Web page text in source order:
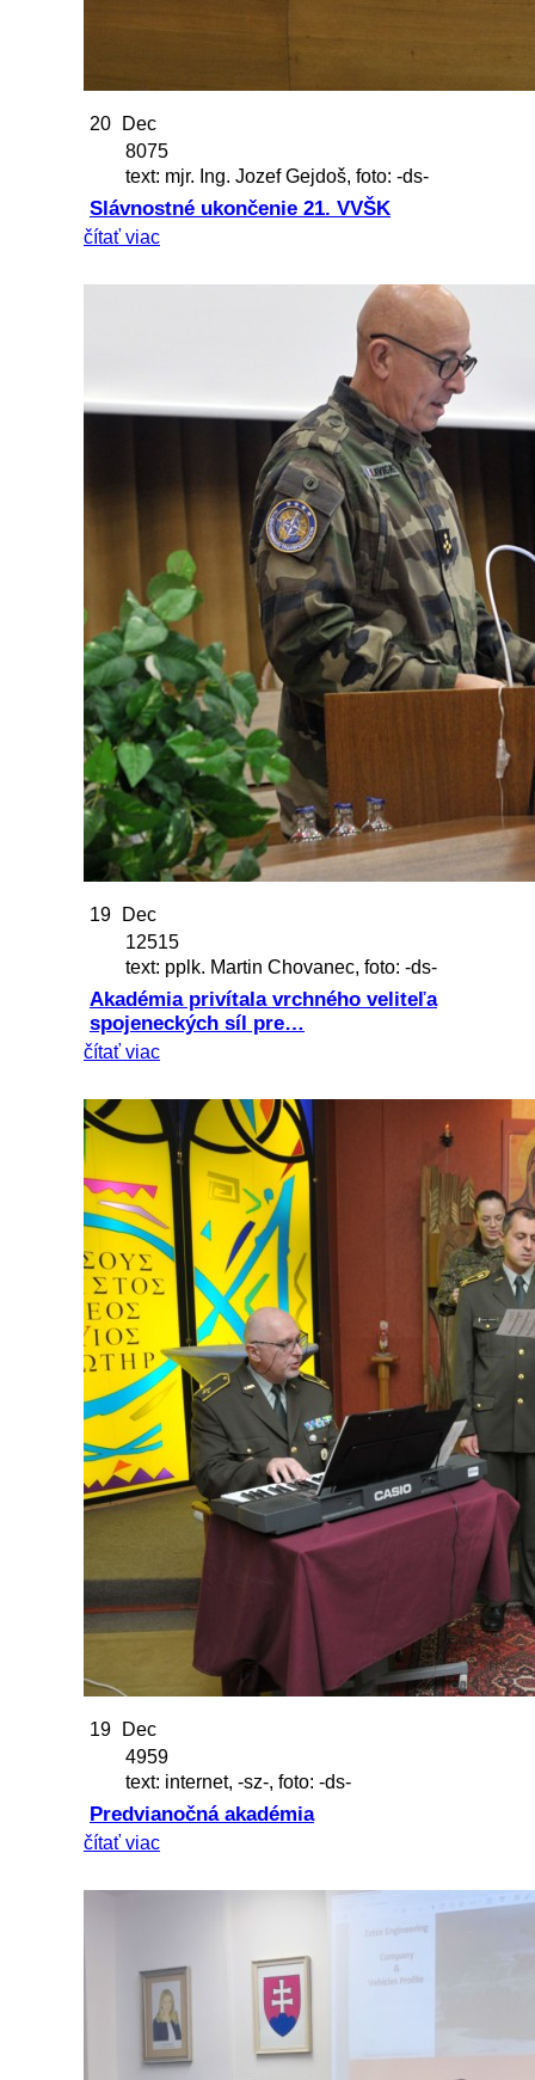
20
Dec
8075
text: mjr. Ing. Jozef Gejdoš, foto: -ds-
Slávnostné ukončenie 21. VVŠK
čítať viac
19
Dec
12515
text: pplk. Martin Chovanec, foto: -ds-
Akadémia privítala vrchného veliteľa
spojeneckých síl pre…
čítať viac
19
Dec
4959
text: internet, -sz-, foto: -ds-
Predvianočná akadémia
čítať viac